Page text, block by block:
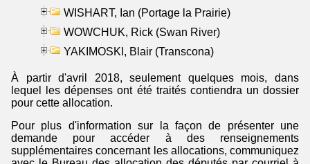
WISHART, Ian (Portage la Prairie)
WOWCHUK, Rick (Swan River)
YAKIMOSKI, Blair (Transcona)
À partir d'avril 2018, seulement quelques mois, dans
lequel les dépenses ont été traités contiendra un dossier
pour cette allocation.
Pour plus d'information sur la façon de présenter une
demande pour accéder à des renseignements
supplémentaires concernant les allocations, communiquez